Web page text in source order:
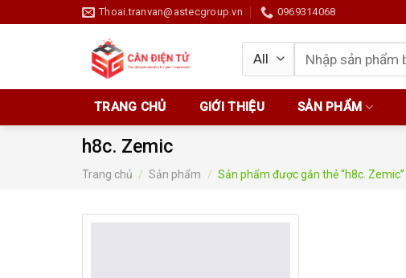
to
Thoai.tranvan@astecgroup.vn 0969314068
Tìm
kiếm:
TRANG CHỦ GIỚI THIỆU SẢN PHẨM
h8c. Zemic
Trang chủ / Sản phẩm / Sản phẩm được gắn thẻ “h8c. Zemic”